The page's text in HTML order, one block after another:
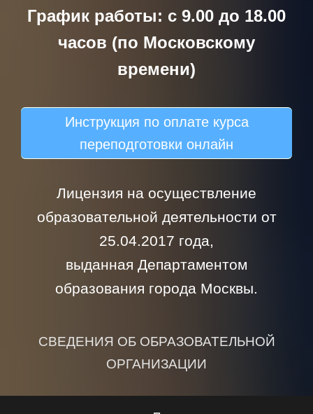
График работы: с 9.00 до 18.00
часов (по Московскому
времени)
Инструкция по оплате курса
переподготовки онлайн
Лицензия на осуществление
образовательной деятельности от
25.04.2017 года,
выданная Департаментом
образования города Москвы.
СВЕДЕНИЯ ОБ ОБРАЗОВАТЕЛЬНОЙ
ОРГАНИЗАЦИИ